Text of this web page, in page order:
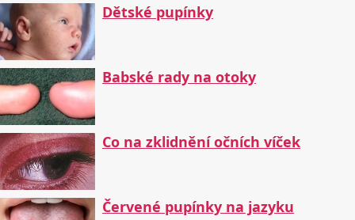
Dětské pupínky
Babské rady na otoky
Co na zklidnění očních víček
Červené pupínky na jazyku